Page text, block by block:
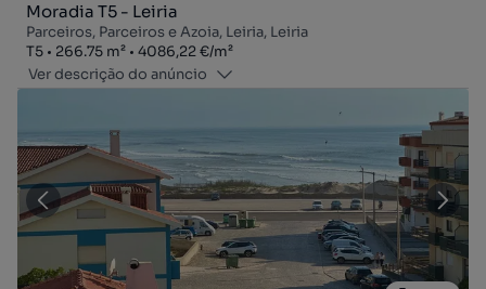
Moradia T5 - Leiria
Parceiros, Parceiros e Azoia, Leiria, Leiria
Tipologia
T5
Zona266.75 m²
Preço por metro quadrado
4086,22 €/m²
Ver descrição do anúncio